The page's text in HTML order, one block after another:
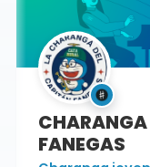
FANEGAS